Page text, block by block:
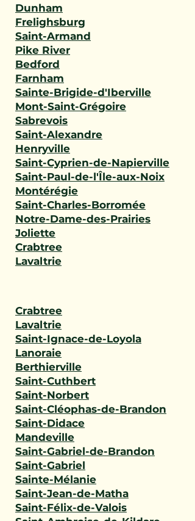
Dunham
Frelighsburg
Saint-Armand
Pike River
Bedford
Farnham
Sainte-Brigide-d'Iberville
Mont-Saint-Grégoire
Sabrevois
Saint-Alexandre
Henryville
Saint-Cyprien-de-Napierville
Saint-Paul-de-l'Île-aux-Noix
Montérégie
Saint-Charles-Borromée
Notre-Dame-des-Prairies
Joliette
Crabtree
Lavaltrie
Crabtree
Lavaltrie
Saint-Ignace-de-Loyola
Lanoraie
Berthierville
Saint-Cuthbert
Saint-Norbert
Saint-Cléophas-de-Brandon
Saint-Didace
Mandeville
Saint-Gabriel-de-Brandon
Saint-Gabriel
Sainte-Mélanie
Saint-Jean-de-Matha
Saint-Félix-de-Valois